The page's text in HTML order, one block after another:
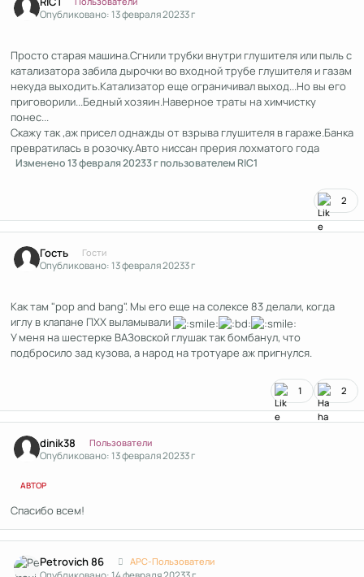
Опубликовано:13 февраля 20233 г
Просто старая машина.Сгнили трубки внутри глушителя или пыль с
катализатора забила дырочки во входной трубе глушителя и газам
некуда выходить.Катализатор еще ограничивал выход...Но вы его
приговорили...Бедный хозяин.Наверное траты на химчистку
понес...
Скажу так ,аж присел однажды от взрыва глушителя в гараже.Банка
превратилась в розочку.Авто ниссан прерия лохматого года
Изменено13 февраля 20233 гпользователем RIC1
2
Гость Гости
Опубликовано:13 февраля 20233 г
Как там "pop and bang". Мы его еще на солексе 83 делали, когда
иглу в клапане ПХХ выламывали
У меня на шестерке ВАЗовской глушак так бомбанул, что
подбросило зад кузова, а народ на тротуаре аж пригнулся.
1 2
dinik38 Пользователи
Опубликовано:13 февраля 20233 г
АВТОР
Спасибо всем!
Petrovich 86 APC-Пользователи